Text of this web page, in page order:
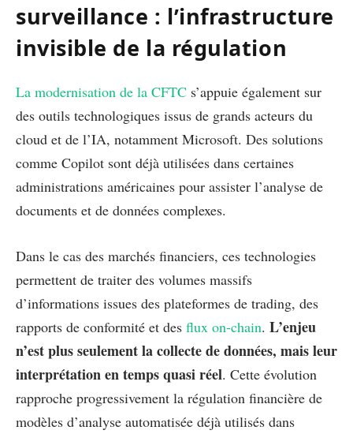
surveillance : l’infrastructure
invisible de la régulation
La modernisation de la CFTC s’appuie également sur
des outils technologiques issus de grands acteurs du
cloud et de l’IA, notamment Microsoft. Des solutions
comme Copilot sont déjà utilisées dans certaines
administrations américaines pour assister l’analyse de
documents et de données complexes.
Dans le cas des marchés financiers, ces technologies
permettent de traiter des volumes massifs
d’informations issues des plateformes de trading, des
rapports de conformité et des flux on-chain. L’enjeu
n’est plus seulement la collecte de données, mais leur
interprétation en temps quasi réel. Cette évolution
rapproche progressivement la régulation financière de
modèles d’analyse automatisée déjà utilisés dans